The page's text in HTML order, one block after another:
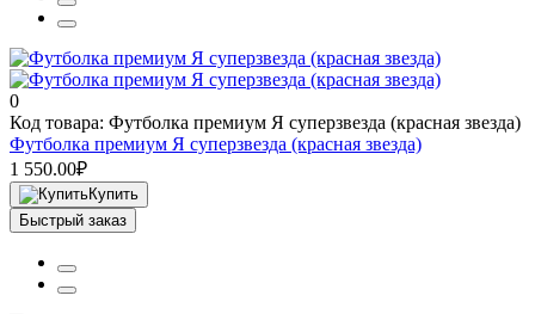
0
Код товара: Футболка премиум Я суперзвезда (красная звезда)
Футболка премиум Я суперзвезда (красная звезда)
1 550.00₽
Купить
Быстрый заказ